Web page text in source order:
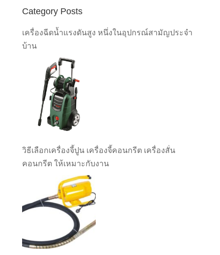
Category Posts
เครื่องฉีดน้ำแรงดันสูง หนึ่งในอุปกรณ์สามัญประจำ
บ้าน
วิธีเลือกเครื่องจี้ปูน เครื่องจี้คอนกรีต เครื่องสั่น
คอนกรีต ให้เหมาะกับงาน